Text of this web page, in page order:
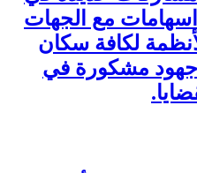
اسهامات مع الجهات
لكافة سكان
جهود مشكورة في